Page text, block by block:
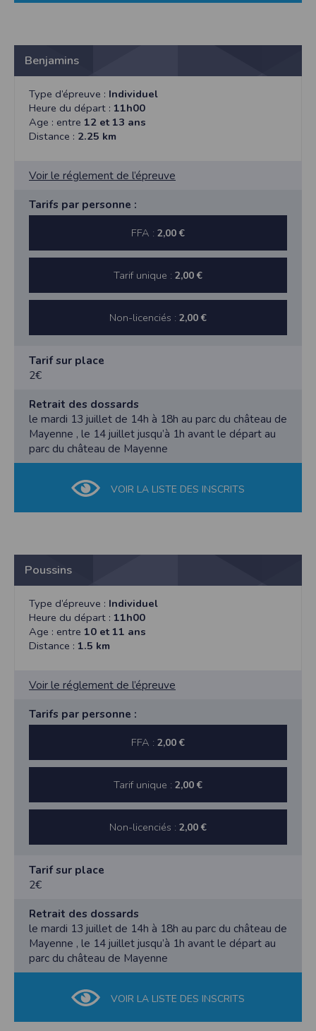
Benjamins
Type d’épreuve : Individuel
Heure du départ : 11h00
Age : entre 12 et 13 ans
Distance : 2.25 km
Voir le réglement de l’épreuve
Tarifs par personne :
FFA : 2,00 €
Tarif unique : 2,00 €
Non-licenciés : 2,00 €
Tarif sur place
2€
Retrait des dossards
le mardi 13 juillet de 14h à 18h au parc du château de
Mayenne , le 14 juillet jusqu’à 1h avant le départ au
parc du château de Mayenne
VOIR LA LISTE DES INSCRITS
Poussins
Type d’épreuve : Individuel
Heure du départ : 11h00
Age : entre 10 et 11 ans
Distance : 1.5 km
Voir le réglement de l’épreuve
Tarifs par personne :
FFA : 2,00 €
Tarif unique : 2,00 €
Non-licenciés : 2,00 €
Tarif sur place
2€
Retrait des dossards
le mardi 13 juillet de 14h à 18h au parc du château de
Mayenne , le 14 juillet jusqu’à 1h avant le départ au
parc du château de Mayenne
VOIR LA LISTE DES INSCRITS